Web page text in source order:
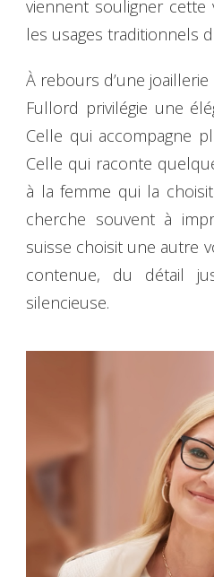
viennent souligner
les usages traditionnels
À rebours d’une
Fullord privilégie une
Celle qui accompagne
Celle qui raconte
à la femme qui la
cherche souvent à
suisse choisit une autre
contenue, du détail
silencieuse.